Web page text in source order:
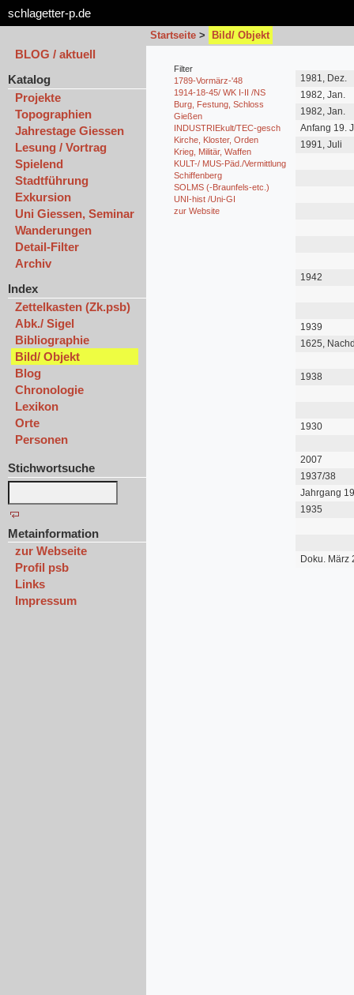
schlagetter-p.de
Startseite > Bild/ Objekt
BLOG / aktuell
Katalog
Projekte
Topographien
Jahrestage Giessen
Lesung / Vortrag
Spielend
Stadtführung
Exkursion
Uni Giessen, Seminar
Wanderungen
Detail-Filter
Archiv
Index
Zettelkasten (Zk.psb)
Abk./ Sigel
Bibliographie
Bild/ Objekt
Blog
Chronologie
Lexikon
Orte
Personen
Stichwortsuche
Metainformation
zur Webseite
Profil psb
Links
Impressum
Filter
1789-Vormärz-'48
1914-18-45/ WK I-II /NS
Burg, Festung, Schloss
Gießen
INDUSTRIEkult/TEC-gesch
Kirche, Kloster, Orden
Krieg, Militär, Waffen
KULT-/ MUS-Päd./Vermittlung
Schiffenberg
SOLMS (-Braunfels-etc.)
UNI-hist /Uni-GI
zur Website
1981, Dez.
1982, Jan.
1982, Jan.
Anfang 19.
1991, Juli
1942
1939
1625,
1938
1930
2007
1937/38
Jahrgang
1935
Doku. März